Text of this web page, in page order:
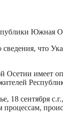
Южная
сведения, что
имеет
18 сентября